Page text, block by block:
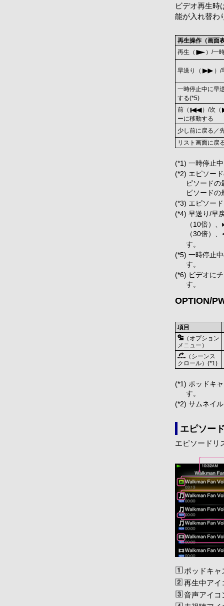
ビデオ再生時
能が入れ替わ
再生操作（画面
再生（
）/一
早送り（ ）/
一時停止中に早
する(*5)
前（
）/次（
ーに移動する
少し前に戻る／
リスト画面に戻
(*1) 一時停止
(*2) エピソー
ピソードの
ピソードの
(*3) エピソー
(*4) 早送り/早
（10倍）、
（30倍）、
す。
(*5) 一時停止
す。
(*6) ビデオに
す。
OPTION/
項目
（オプション
メニュー）
（シーンス
クロール）(*1)
(*1) ポッドキ
す。
(*2) サムネイ
エピソー
エピソードリ
ポッドキャ
再生中アイ
音声アイコ